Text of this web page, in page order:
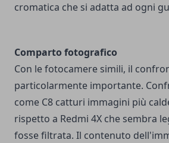
cromatica che si adatta ad ogni
Comparto fotografico
Con le fotocamere simili, il
particolarmente importante.
come C8 catturi immagini più
rispetto a Redmi 4X che sembra
fosse filtrata. Il contenuto